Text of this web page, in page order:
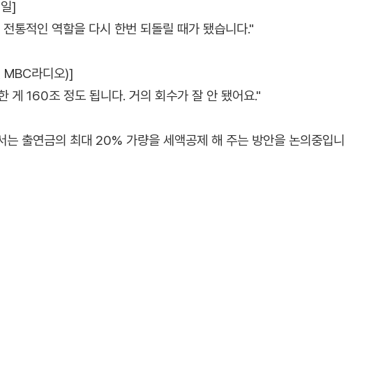
]
통적인 역할을 다시 한번 되돌릴 때가 됐습니다."
MBC라디오)]
게 160조 정도 됩니다. 거의 회수가 잘 안 됐어요."
출연금의 최대 20% 가량을 세액공제 해 주는 방안을 논의중입니